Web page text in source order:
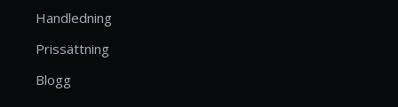
Handledning
Prissättning
Blogg